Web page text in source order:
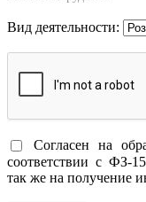
Вид деятельности:
Согласен на
соответствии с ФЗ-
так же на получение